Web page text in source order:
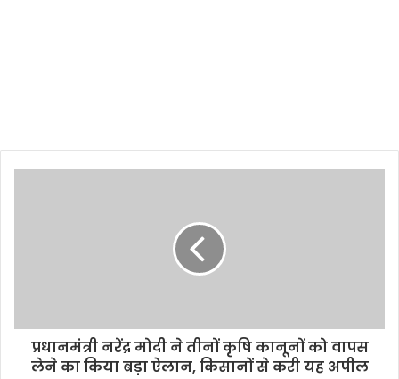
प्रधानमंत्री नरेंद्र मोदी ने तीनों कृषि कानूनों को वापस
लेने का किया बड़ा ऐलान, किसानों से करी यह अपील